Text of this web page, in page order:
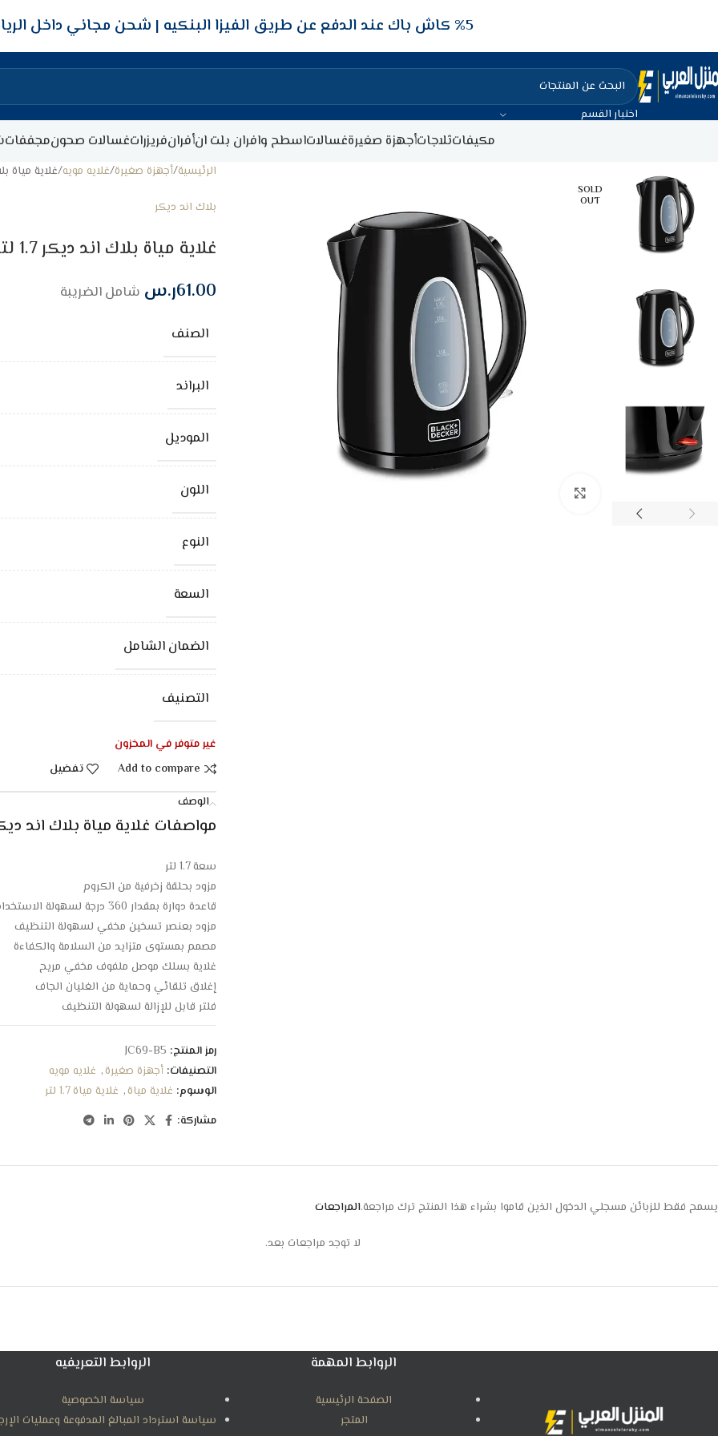
5‎% كاش باك عند الدفع عن طريق الفيزا البنكيه شحن مجاني داخل
اختيار القسم
مكيفاتثلاجاتأجهزة صغيرةغسالاتاسطح وافران بلت انأفرانفريزراتغسالات صحونمجففات
SOLD
OUT
الرئيسية أجهزة صغيرة غلايه مويه غلاية مياة بلاك اند
بلاك اند ديكر
غلاية مياة بلاك اند ديكر 1.7 لتر – 2200واط – اسود
61.00ر.س شامل الضريبة
الصنف
البراند
الموديل
اللون
النوع
السعة
الضمان الشامل
التصنيف
غير متوفر في المخزون
Add to compare
تفضيل
الوصف
مواصفات غلاية مياة بلاك اند ديكر 1.7 لتر – 2200واط –
سعة 1.7 لتر
مزود بحلقة زخرفية من الكروم
قاعدة دوارة بمقدار 360 درجة لسهولة الاستخدام لاسلكيا
مزود بعنصر تسخين مخفي لسهولة التنظيف
مصمم بمستوى متزايد من السلامة والكفاءة
غلاية بسلك موصل ملفوف مخفي مريح
إغلاق تلقائي وحماية من الغليان الجاف
فلتر قابل للإزالة لسهولة التنظيف
زر ضغط لفتح الغطاء
مؤشر نافذة مستوى الماء
مفتاح تشغيل/إيقاف مع مؤشر ضوء أحمر
رمز المنتج: JC69-B5
التصنيفات: أجهزة صغيرة, غلايه مويه
الوسوم: غلاية مياة, غلاية مياة 1.7 لتر
مشاركة:
المراجعات
لا توجد مراجعات بعد.
يسمح فقط للزبائن مسجلي الدخول الذين قاموا بشراء هذا المنتج ترك مراجعة.
الروابط المهمة
الصفحة الرئيسية
المتجر
الروابط التعريفيه
سياسة الخصوصية
سياسة استرداد المبالغ المدفوعة وعمليات